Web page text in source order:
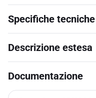
Specifiche tecniche
Descrizione estesa
Documentazione